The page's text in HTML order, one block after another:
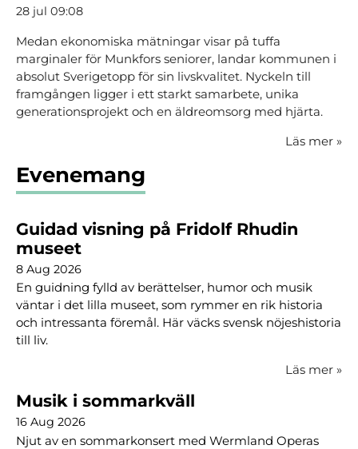
28 jul 09:08
Medan ekonomiska mätningar visar på tuffa
marginaler för Munkfors seniorer, landar kommunen i
absolut Sverigetopp för sin livskvalitet. Nyckeln till
framgången ligger i ett starkt samarbete, unika
generationsprojekt och en äldreomsorg med hjärta.
Läs mer »
Evenemang
Guidad visning på Fridolf Rhudin
museet
8 Aug 2026
En guidning fylld av berättelser, humor och musik
väntar i det lilla museet, som rymmer en rik historia
och intressanta föremål. Här väcks svensk nöjeshistoria
till liv.
Läs mer »
Musik i sommarkväll
16 Aug 2026
Njut av en sommarkonsert med Wermland Operas